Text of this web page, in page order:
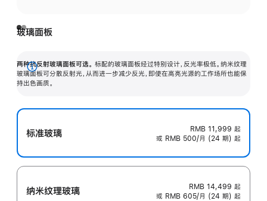
玻璃面板
两种抗反射玻璃面板可选。 标配的玻璃面板经过特别设计，反光率极低。纳米纹理
玻璃面板可分散反射光，从而进一步减少反光，即使在高亮光源的工作场所也能保
持出色画质。
展
开
标准玻璃 RMB 11,999 起
或 RMB 500/月 (24 期) 起
纳米纹理玻璃 RMB 14,499 起
或 RMB 605/月 (24 期) 起